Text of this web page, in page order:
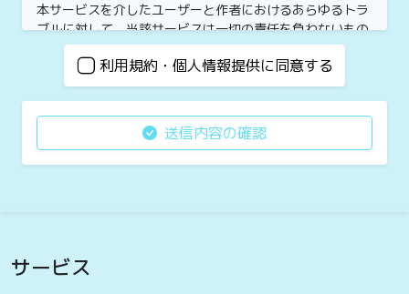
本サービスを介したユーザーと作者におけるあらゆるトラ
ブルに対して、当該サービスは一切の責任を負わないもの
とします。万一トラブルが発生した場合、当事者同士で解
決するものとします。
システムの障害等による電子メールの遅配、未配、本サイ
ト上の誤表示その他のいかなる原因に基づき生じた損害で
あっても、賠償する責任を一切負わないものとします。
ご入力いただいた個人情報は、児発ねっとで保有し、第三
利用規約・個人情報提供に同意する
送信内容の確認
サービス